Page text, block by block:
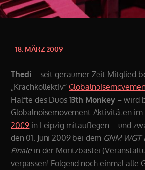
Posted
18. MÄRZ 2009
Thedi – seit geraumer Zeit Mitglied
„Krachkollektiv“
Hälfte des Duos13th Monkey – wird
Globalnoisemovement-Aktivitäten im
2009 in Leipzig mitauflegen – und
den 01. Juni 2009 bei dem GNM WGT
Finalein der Moritzbastei
verpassen! Folgend noch einmal alle